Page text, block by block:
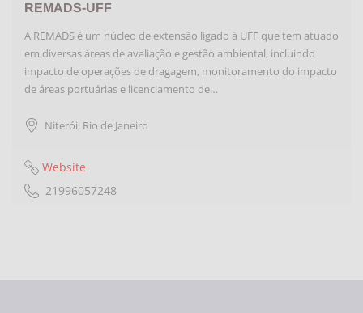
REMADS-UFF
A REMADS é um núcleo de extensão ligado à UFF que tem atuado
em diversas áreas de avaliação e gestão ambiental, incluindo
impacto de operações de dragagem, monitoramento do impacto
de áreas portuárias e licenciamento de…
Niterói, Rio de Janeiro
Website
21996057248